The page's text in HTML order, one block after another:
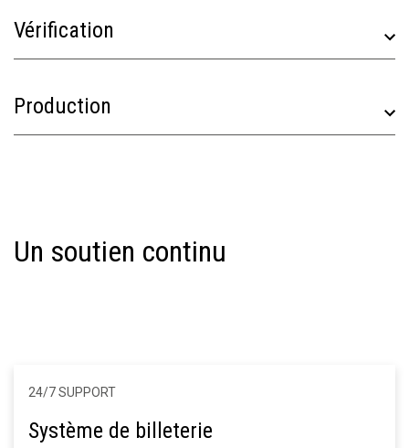
Vérification
Production
Un soutien continu
24/7 SUPPORT
Système de billeterie